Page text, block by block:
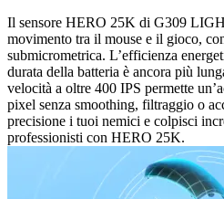
Il sensore HERO 25K di G309
movimento tra il mouse e il gioco,
submicrometrica. L’efficienza
durata della batteria è ancora più
velocità a oltre 400 IPS permette
pixel senza smoothing, filtraggio o
precisione i tuoi nemici e colpisci
professionisti con HERO 25K.